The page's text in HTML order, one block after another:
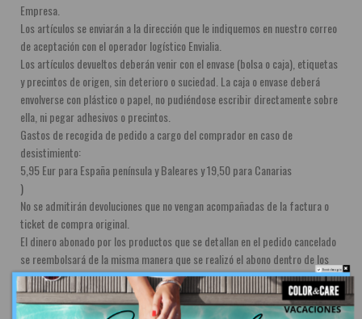
Empresa.
Los artículos se enviarán a la dirección que le indiquemos en nuestro correo
de aceptación con el operador logístico Envialia.
Los artículos devueltos deberán venir con el envase (bolsa o caja), etiquetas
y precintos de origen, sin deterioro o suciedad. La caja o envase deberá
envolverse con plástico o papel, no pudiéndose escribir directamente sobre
ella, ni pegar adhesivos o precintos.
Gastos de recogida de pedido a cargo del comprador en caso de
desistimiento:
5,95 Eur para España península y Baleares y 19,50 para Canarias
)
No se admitirán devoluciones que no vengan acompañadas de la factura o
ticket de compra original.
El dinero abonado por los productos que se detallan en el pedido cancelado
se reembolsará de la misma manera que se realizó el abono dentro de los
treinta (30) días de haber recibido el envío mas los gastos abonados para
su entrega o bien se sustituirá por otros productos si el cliente así lo desea.
Si la devolución se solicita por un mal estado del producto, los gastos
Do not show again.